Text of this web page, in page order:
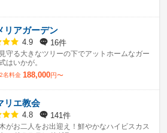
リアガーデン
4.9 16件
守る大きなツリーの下でアットホームなガー
はいかが。
2名料金 188,000円〜
リエ教会
4.8 141件
がお二人をお出迎え！鮮やかなハイビスカス